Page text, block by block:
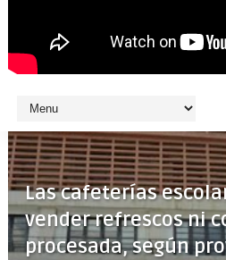
Las cafeterías
vender refrescos ni
procesada, según